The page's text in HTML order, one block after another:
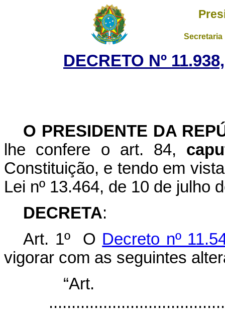
DECRETO Nº
O PRESIDENTE DA
lhe confere o art. 84,
Constituição, e tendo em
Lei nº 13.464, de 10 de julho
DECRETA:
Art. 1º O Decreto nº
vigorar com as seguintes